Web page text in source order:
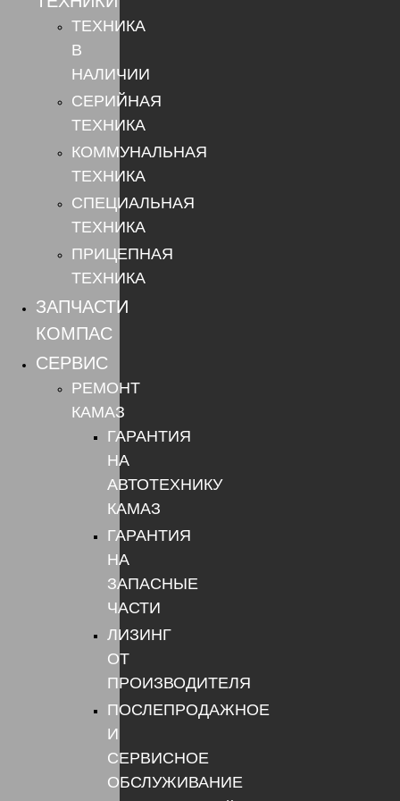
ТЕХНИКА
В
НАЛИЧИИ
СЕРИЙНАЯ
ТЕХНИКА
КОММУНАЛЬНАЯ
ТЕХНИКА
СПЕЦИАЛЬНАЯ
ТЕХНИКА
ПРИЦЕПНАЯ
ТЕХНИКА
ЗАПЧАСТИ
КОМПАС
СЕРВИС
РЕМОНТ
КАМАЗ
ГАРАНТИЯ
НА
АВТОТЕХНИКУ
КАМАЗ
ГАРАНТИЯ
НА
ЗАПАСНЫЕ
ЧАСТИ
ЛИЗИНГ
ОТ
ПРОИЗВОДИТЕЛЯ
ПОСЛЕПРОДАЖНОЕ
И
СЕРВИСНОЕ
ОБСЛУЖИВАНИЕ